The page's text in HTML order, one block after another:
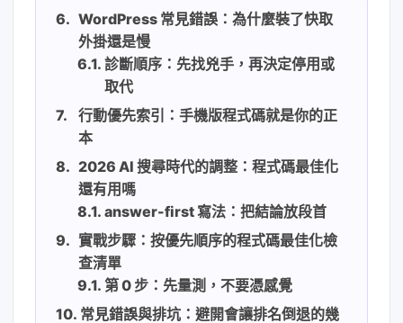
WordPress 常見錯誤：為什麼裝了快取
外掛還是慢
診斷順序：先找兇手，再決定停用或
取代
行動優先索引：手機版程式碼就是你的正
本
2026 AI 搜尋時代的調整：程式碼最佳化
還有用嗎
answer-first 寫法：把結論放段首
實戰步驟：按優先順序的程式碼最佳化檢
查清單
第 0 步：先量測，不要憑感覺
常見錯誤與排坑：避開會讓排名倒退的幾